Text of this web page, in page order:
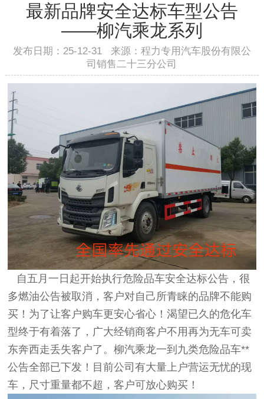
最新品牌安全达标车型公告
——柳汽乘龙系列
发布日期：25-12-31 来源：程力专用汽车股份有限公
司销售二十三分公司
自五月一日起开始执行危险品车安全达标公告，很
多燃油公告被取消，客户对自己所青睐的品牌不能购
买！为了让客户购车更安心省心！渴望已久的危化车
型终于有着落了，广大经销商客户不用再为无车可卖
东奔西走丢失客户了。柳汽乘龙一到九类危险品车**
公告全部已下发！目前公司有大量上户营运无忧的现
车，尺寸重量都不超，客户可放心购买！